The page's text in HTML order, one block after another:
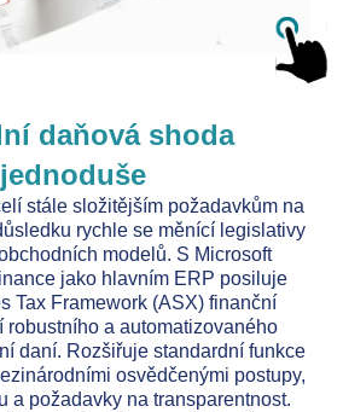
daňová shoda
jednoduše
stále složitějším požadavkům na
rychle se měnící legislativy
modelů. S Microsoft
jako hlavním ERP posiluje
Tax Framework (ASX) finanční
robustního a automatizovaného
daní. Rozšiřuje standardní funkce
osvědčenými postupy,
a požadavky na transparentnost.